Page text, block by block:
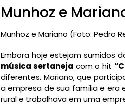
Munhoz e
Munhoz e Mariano (Foto: Pedro
Embora hoje estejam sumidos
música sertaneja com o hit
diferentes. Mariano, que
a empresa de sua família e era
rural e trabalhava em uma